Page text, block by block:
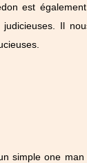
est
judicieuses. Il
simple one